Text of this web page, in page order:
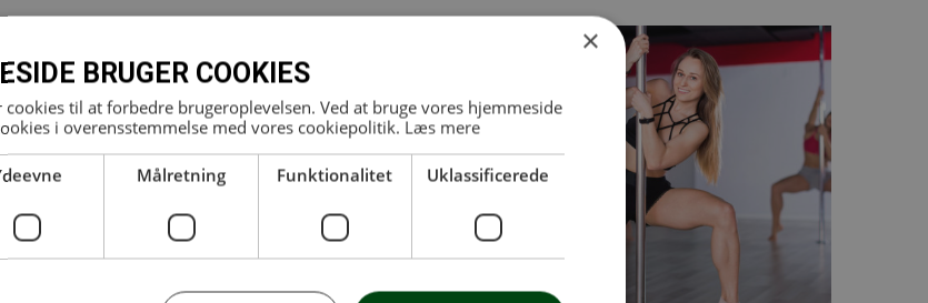
PoleFitness er
dans, akrobatik og
oparbejder man både
×
BRUGER COOKIES
til at forbedre brugeroplevelsen. Ved at bruge vores hjemmeside
i overensstemmelse med vores cookiepolitik. Læs mere
Målretning Funktionalitet Uklassificerede